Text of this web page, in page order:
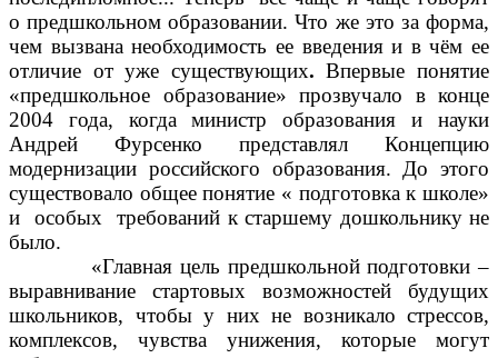
о предшкольном образовании. Что же это за форма,
чем вызвана необходимость ее введения и в чём ее
отличие от уже существующих. Впервые понятие
«предшкольное образование» прозвучало в конце
2004 года, когда министр образования и науки
Андрей Фурсенко представлял Концепцию
модернизации российского образования. До этого
существовало общее понятие « подготовка к школе»
и особых требований к старшему дошкольнику не
было.
«Главная цель предшкольной подготовки –
выравнивание стартовых возможностей будущих
школьников, чтобы у них не возникало стрессов,
комплексов, чувства унижения, которые могут